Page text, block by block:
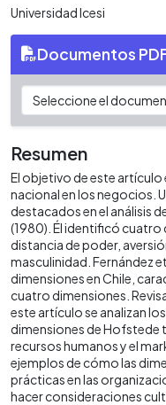
Universidad Icesi
Documentos
Resumen
El objetivo de este artículo
nacional en los negocios.
destacados en el análisis
(1980). Él identificó cuatro
distancia de poder,
masculinidad. Fernández
dimensiones en Chile,
cuatro dimensiones.
este artículo se analizan
dimensiones de Hofstede
recursos humanos y el
ejemplos de cómo las
prácticas en las
hacer consideraciones